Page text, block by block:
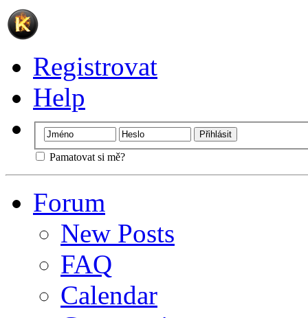
Registrovat
Help
Pamatovat si mě?
Forum
New Posts
FAQ
Calendar